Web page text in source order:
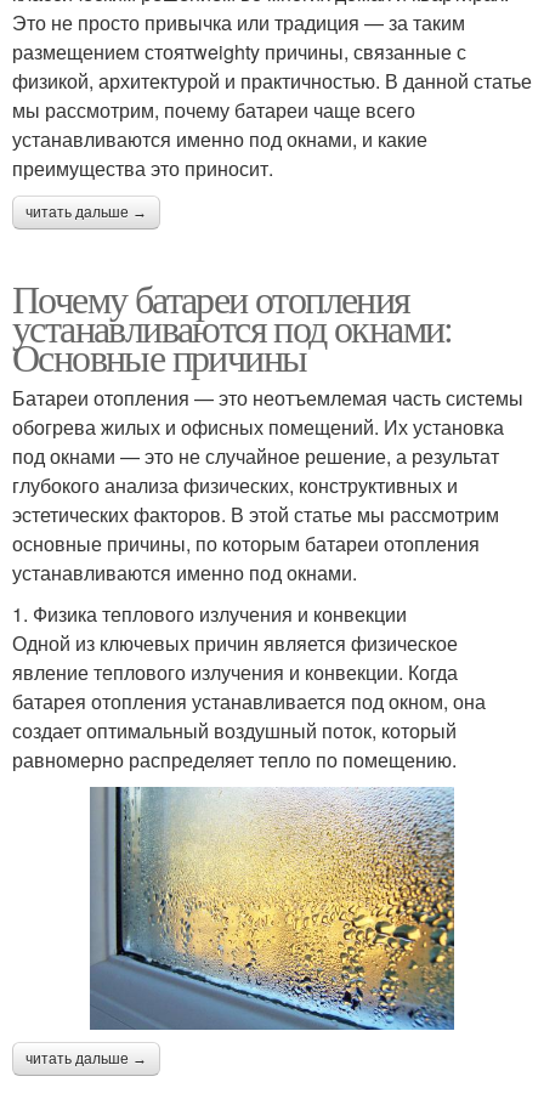
Это не просто привычка или традиция — за таким
размещением стоятweighty причины, связанные с
физикой, архитектурой и практичностью. В данной статье
мы рассмотрим, почему батареи чаще всего
устанавливаются именно под окнами, и какие
преимущества это приносит.
читать дальше →
Почему батареи отопления
устанавливаются под окнами:
Основные причины
Батареи отопления — это неотъемлемая часть системы
обогрева жилых и офисных помещений. Их установка
под окнами — это не случайное решение, а результат
глубокого анализа физических, конструктивных и
эстетических факторов. В этой статье мы рассмотрим
основные причины, по которым батареи отопления
устанавливаются именно под окнами.
1. Физика теплового излучения и конвекции
Одной из ключевых причин является физическое
явление теплового излучения и конвекции. Когда
батарея отопления устанавливается под окном, она
создает оптимальный воздушный поток, который
равномерно распределяет тепло по помещению.
читать дальше →